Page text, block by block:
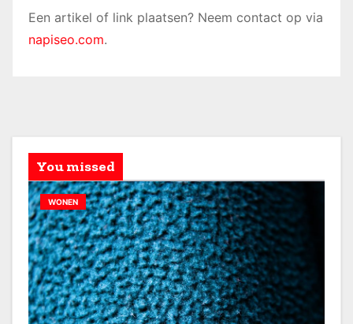
Een artikel of link plaatsen? Neem contact op via
napiseo.com.
You missed
WONEN